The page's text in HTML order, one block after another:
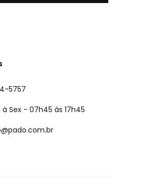
5757
à Sex - 07h45 às 17h45